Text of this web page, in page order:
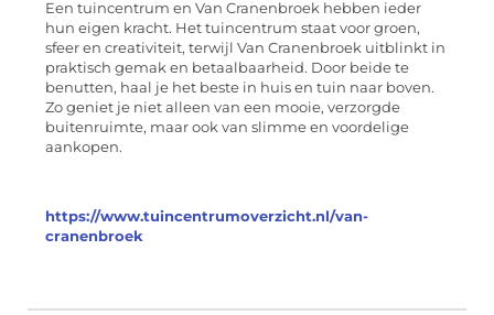
Een tuincentrum en Van Cranenbroek hebben ieder
hun eigen kracht. Het tuincentrum staat voor groen,
sfeer en creativiteit, terwijl Van Cranenbroek uitblinkt in
praktisch gemak en betaalbaarheid. Door beide te
benutten, haal je het beste in huis en tuin naar boven.
Zo geniet je niet alleen van een mooie, verzorgde
buitenruimte, maar ook van slimme en voordelige
aankopen.
https://www.tuincentrumoverzicht.nl/van-
cranenbroek